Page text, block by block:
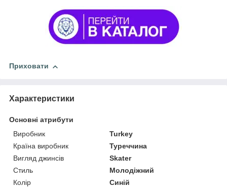
Приховати
Характеристики
Основні атрибути
Виробник
Turkey
Країна виробник
Туреччина
Вигляд джинсів
Skater
Стиль
Молодіжний
Колір
Синій